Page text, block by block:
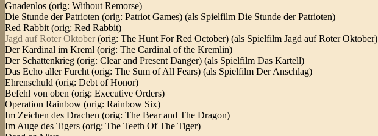
Gnadenlos (orig: Without Remorse)
Die Stunde der Patrioten (orig: Patriot Games) (als Spielfilm Die Stunde der Patrioten)
Red Rabbit (orig: Red Rabbit)
Jagd auf Roter Oktober(orig: The Hunt For Red October) (als Spielfilm Jagd auf Roter Oktober)
Der Kardinal im Kreml (orig: The Cardinal of the Kremlin)
Der Schattenkrieg (orig: Clear and Present Danger) (als Spielfilm Das Kartell)
Das Echo aller Furcht (orig: The Sum of All Fears) (als Spielfilm Der Anschlag)
Ehrenschuld (orig: Debt of Honor)
Befehl von oben (orig: Executive Orders)
Operation Rainbow (orig: Rainbow Six)
Im Zeichen des Drachen (orig: The Bear and The Dragon)
Im Auge des Tigers (orig: The Teeth Of The Tiger)